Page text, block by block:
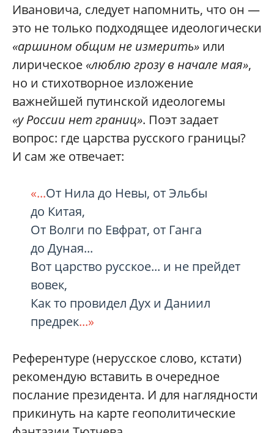
Ивановича, следует напомнить, что он —
это не только подходящее идеологически
«аршином общим не измерить» или
лирическое «люблю грозу в начале мая»,
но и стихотворное изложение
важнейшей путинской идеологемы
«у России нет границ». Поэт задает
вопрос: где царства русского границы?
И сам же отвечает:
«...От Нила до Невы, от Эльбы
до Китая,
От Волги по Евфрат, от Ганга
до Дуная...
Вот царство русское... и не прейдет
вовек,
Как то провидел Дух и Даниил
предрек...»
Референтуре (нерусское слово, кстати)
рекомендую вставить в очередное
послание президента. И для наглядности
прикинуть на карте геополитические